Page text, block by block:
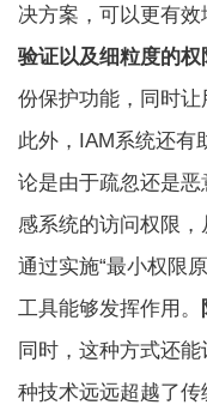
决方案，可以更有
验证以及细粒度的权
份保护功能，同时让
此外，IAM系统还有
论是由于疏忽还是
感系统的访问权限，
通过实施“最小权限
工具能够发挥作用。
同时，这种方式还
种技术远远超越了